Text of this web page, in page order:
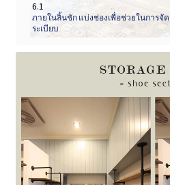
6.1
ภายในลิ้นชัก แบ่งช่องเพื่อช่วยในการจั
ระเบียบ